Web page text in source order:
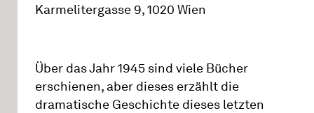
Karmelitergasse 9, 1020 Wien
Über das Jahr 1945 sind viele Bücher
erschienen, aber dieses erzählt die
dramatische Geschichte dieses letzten